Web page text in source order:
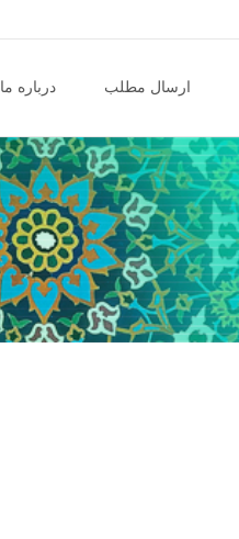
ارسال مطلب درباره ما